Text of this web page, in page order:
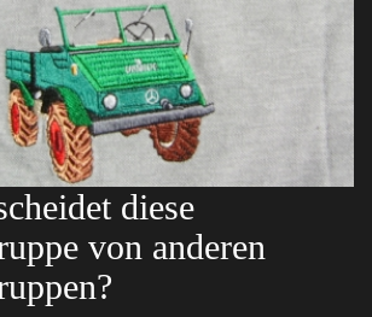
diese
von anderen